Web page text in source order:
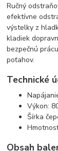
Ručný
efektívne
výstelky z
kladiek
bezpečnú
poťahov.
Technické
Výkon:
Šírka
Obsah